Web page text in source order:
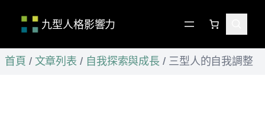
跳
至
九型人格影響力
首頁 / 文章列表 / 自我探索與成長 / 三型人的自我調整